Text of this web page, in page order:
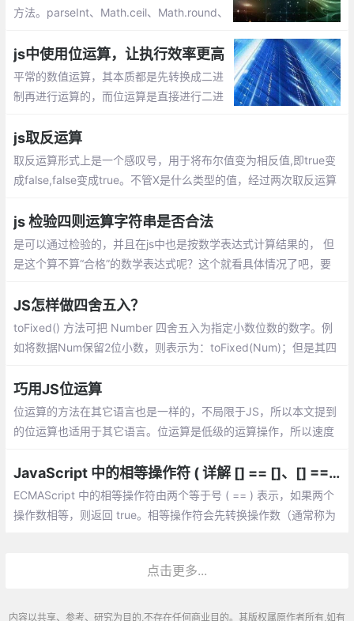
方法。parseInt、Math.ceil、Math.round、
js中使用位运算，让执行效率更高
平常的数值运算，其本质都是先转换成二进
制再进行运算的，而位运算是直接进行二进
较高的，由于位运算的博大精深，下面通过
一些在js中使用位运算的实例
js取反运算
取反运算形式上是一个感叹号，用于将布尔值变为相反值,即true变
成false,false变成true。不管X是什么类型的值，经过两次取反运算
是将一个值转成布尔值的简便写法。
js 检验四则运算字符串是否合法
是可以通过检验的，并且在js中也是按数学表达式计算结果的， 但
是这个算不算“合格”的数学表达式呢？这个就看具体情况了吧，要
JS怎样做四舍五入？
toFixed() 方法可把 Number 四舍五入为指定小数位数的数字。例
如将数据Num保留2位小数，则表示为：toFixed(Num)；但是其四
巧用JS位运算
位运算的方法在其它语言也是一样的，不局限于JS，所以本文提到
的位运算也适用于其它语言。位运算是低级的运算操作，所以速度
JavaScript 中的相等操作符 ( 详解 [] == []、[] == ![]、{} == !{} )
ECMAScript 中的相等操作符由两个等于号 ( == ) 表示，如果两个
操作数相等，则返回 true。相等操作符会先转换操作数（通常称为
点击更多...
内容以共享、参考、研究为目的,不存在任何商业目的。其版权属原作者所有,如有